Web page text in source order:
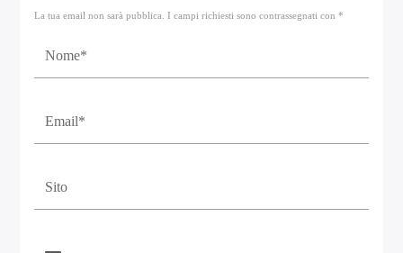
La tua email non sarà pubblica. I campi richiesti sono contrassegnati con *